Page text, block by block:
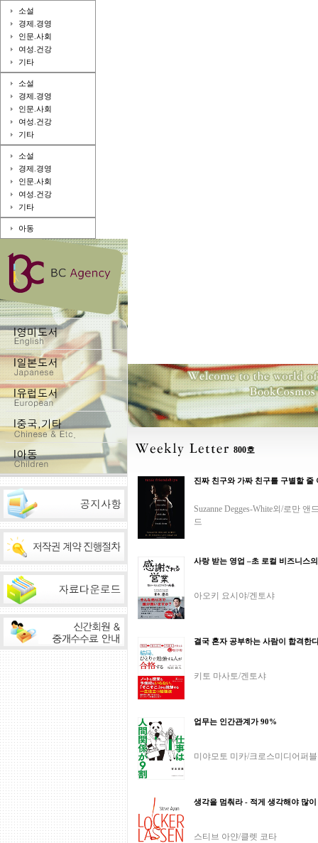
소설
경제.경영
인문.사회
여성.건강
기타
소설
경제.경영
인문.사회
여성.건강
기타
소설
경제.경영
인문.사회
여성.건강
기타
아동
800호
진짜 친구와 가짜 친구를 구별할 줄
Suzanne Degges-White외/로만 앤
드
사랑 받는 영업 –초 로컬 비즈니스
아오키 요시야/겐토샤
결국 혼자 공부하는 사람이 합격한
키토 마사토/겐토샤
업무는 인간관계가 90%
미야모토 미카/크로스미디어퍼
생각을 멈춰라 - 적게 생각해야 많
스티브 아얀/클렛 코타